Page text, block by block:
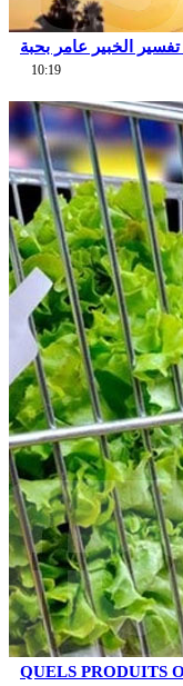
الخبير عامر بحبة
10:19
QUELS PRODUITS